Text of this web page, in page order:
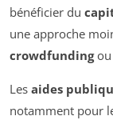
bénéficier du
une approche
crowdfundingou
Les aides
notamment pour